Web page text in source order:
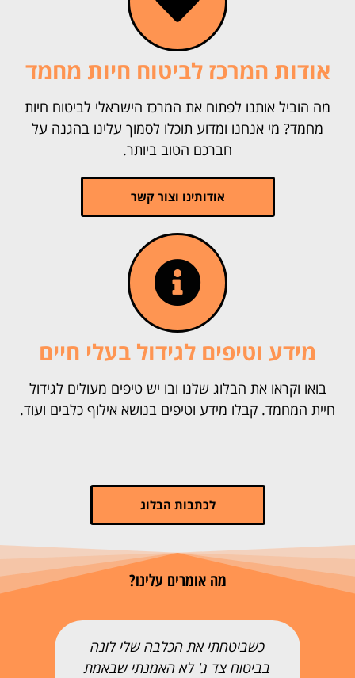
אודות המרכז לביטוח חיות מחמד
מה הוביל אותנו לפתוח את המרכז הישראלי לביטוח חיות
מחמד? מי אנחנו ומדוע תוכלו לסמוך עלינו בהגנה על
חברכם הטוב ביותר.
אודותינו וצור קשר
מידע וטיפים לגידול בעלי חיים
בואו וקראו את הבלוג שלנו ובו יש טיפים מעולים לגידול
חיית המחמד. קבלו מידע וטיפים בנושא אילוף כלבים ועוד.
לכתבות הבלוג
מה אומרים עלינו?
כשביטחתי את הכלבה שלי לונה
בביטוח צד ג' לא האמנתי שבאמת